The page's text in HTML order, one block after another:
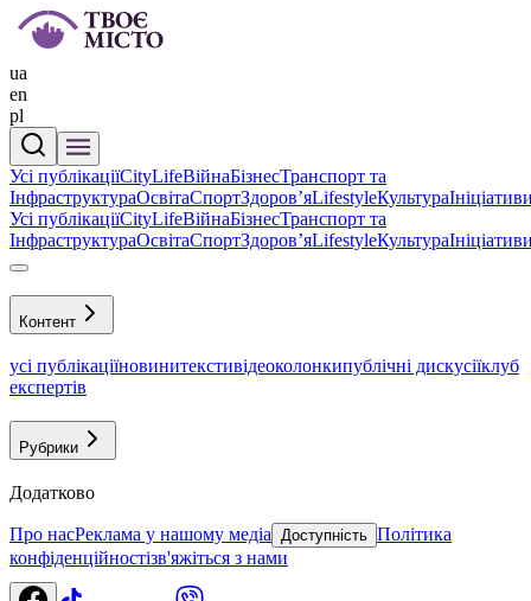
ua
en
pl
Усі публікаціїCityLifeВійнаБізнесТранспорт та
ІнфраструктураОсвітаСпортЗдоровʼяLifestyleКультура
Усі публікаціїCityLifeВійнаБізнесТранспорт та
ІнфраструктураОсвітаСпортЗдоровʼяLifestyleКультура
Контент
усі публікаціїновинитекстивідеоколонкипублічні дискусіїклуб
експертів
Рубрики
Додатково
Про насРеклама у нашому медіа Доступність Політика
конфіденційностізв'яжіться з нами